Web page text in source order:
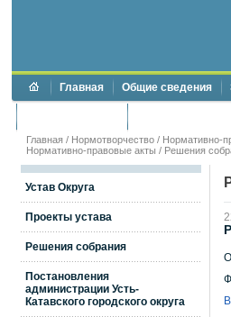
Главная Общие сведения
Главная / Нормотворчество / Нормативно-
Нормативно-правовые акты / Решения
Устав Округа
Проекты устава
Решения собрания
Постановления
администрации Усть-
Катавского городского округа